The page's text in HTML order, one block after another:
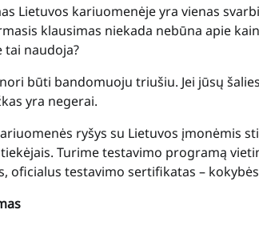
Lietuvos kariuomenėje yra vienas
klausimas niekada nebūna apie
tai naudoja?
būti bandomuoju triušiu. Jei jūsų
yra negerai.
ryšys su Lietuvos įmonėmis
Turime testavimo programą
oficialus testavimo sertifikatas –